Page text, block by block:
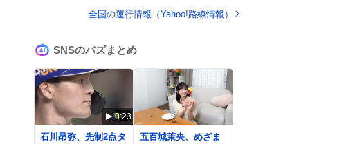
全国の運行情報（Yahoo!路線情報）
SNSのバズまとめ
0:23
石川昂弥、先制2点タ
五百城茉央、めざま